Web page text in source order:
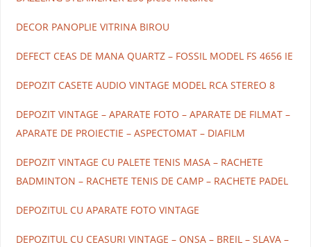
DECOR PANOPLIE VITRINA BIROU
DEFECT CEAS DE MANA QUARTZ – FOSSIL MODEL FS 4656 IE
DEPOZIT CASETE AUDIO VINTAGE MODEL RCA STEREO 8
DEPOZIT VINTAGE – APARATE FOTO – APARATE DE FILMAT –
APARATE DE PROIECTIE – ASPECTOMAT – DIAFILM
DEPOZIT VINTAGE CU PALETE TENIS MASA – RACHETE
BADMINTON – RACHETE TENIS DE CAMP – RACHETE PADEL
DEPOZITUL CU APARATE FOTO VINTAGE
DEPOZITUL CU CEASURI VINTAGE – ONSA – BREIL – SLAVA –